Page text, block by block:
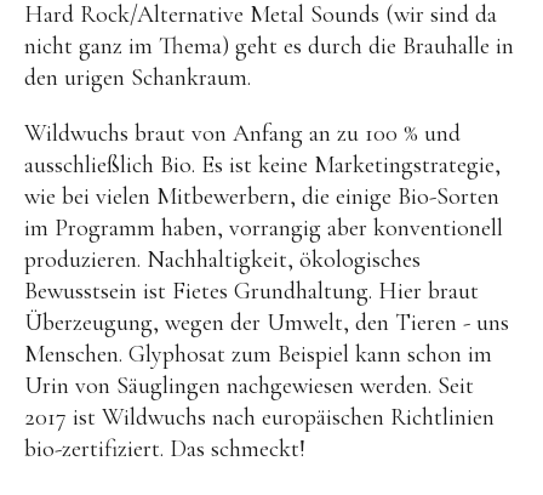
Hard Rock/Alternative Metal Sounds (wir sind da
nicht ganz im Thema) geht es durch die Brauhalle in
den urigen Schankraum.
Wildwuchs braut von Anfang an zu 100 % und
ausschließlich Bio. Es ist keine Marketingstrategie,
wie bei vielen Mitbewerbern, die einige Bio-Sorten
im Programm haben, vorrangig aber konventionell
produzieren. Nachhaltigkeit, ökologisches
Bewusstsein ist Fietes Grundhaltung. Hier braut
Überzeugung, wegen der Umwelt, den Tieren - uns
Menschen. Glyphosat zum Beispiel kann schon im
Urin von Säuglingen nachgewiesen werden. Seit
2017 ist Wildwuchs nach europäischen Richtlinien
bio-zertifiziert. Das schmeckt!